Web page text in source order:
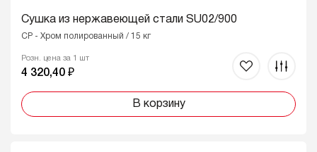
Сушка из нержавеющей стали SU02/900
CP - Хром полированный / 15 кг
Розн. цена за 1 шт
4 320,40 ₽
В корзину